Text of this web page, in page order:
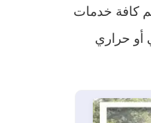
كافة خدمات
أو حراري